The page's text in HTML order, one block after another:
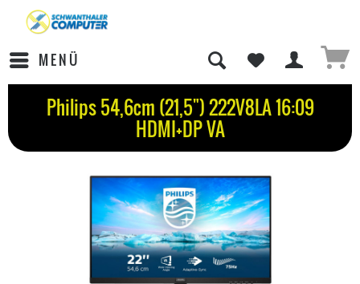
MENÜ
Philips 54,6cm (21,5") 222V8LA 16:09
HDMI+DP VA